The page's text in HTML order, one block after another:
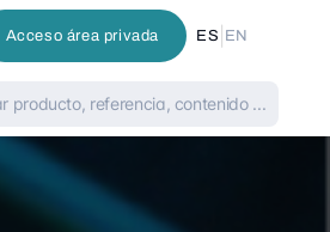
Acceso área privada ES EN